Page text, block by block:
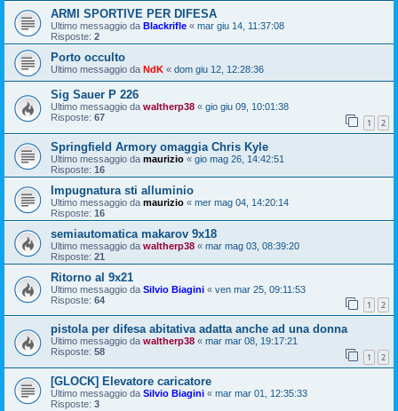
ARMI SPORTIVE PER DIFESA
Ultimo messaggio da Blackrifle « mar giu 14, 11:37:08
Risposte: 2
Porto occulto
Ultimo messaggio da NdK « dom giu 12, 12:28:36
Sig Sauer P 226
Ultimo messaggio da waltherp38 « gio giu 09, 10:01:38
Risposte: 67 1 2
Springfield Armory omaggia Chris Kyle
Ultimo messaggio da maurizio « gio mag 26, 14:42:51
Risposte: 16
Impugnatura sti alluminio
Ultimo messaggio da maurizio « mer mag 04, 14:20:14
Risposte: 16
semiautomatica makarov 9x18
Ultimo messaggio da waltherp38 « mar mag 03, 08:39:20
Risposte: 21
Ritorno al 9x21
Ultimo messaggio da Silvio Biagini « ven mar 25, 09:11:53
Risposte: 64 1 2
pistola per difesa abitativa adatta anche ad una donna
Ultimo messaggio da waltherp38 « mar mar 08, 19:17:21
Risposte: 58 1 2
[GLOCK] Elevatore caricatore
Ultimo messaggio da Silvio Biagini « mar mar 01, 12:35:33
Risposte: 3